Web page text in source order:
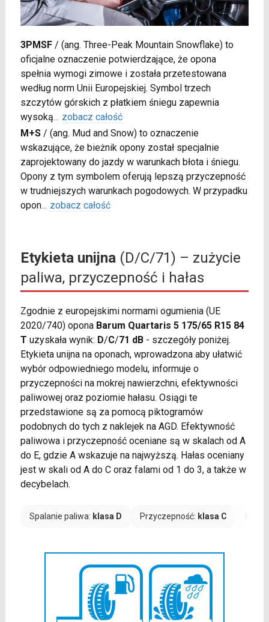
3PMSF/ (ang. Three-Peak Mountain Snowflake) to
oficjalne oznaczenie potwierdzające, że opona
spełnia wymogi zimowe i została przetestowana
według norm Unii Europejskiej. Symbol trzech
szczytów górskich z płatkiem śniegu zapewnia
wysoką... zobacz całość
M+S/ (ang. Mud and Snow) to oznaczenie
wskazujące, że bieżnik opony został specjalnie
zaprojektowany do jazdy w warunkach błota i śniegu.
Opony z tym symbolem oferują lepszą przyczepność
w trudniejszych warunkach pogodowych. W przypadku
opon... zobacz całość
Etykieta unijna(D/C/71) – zużycie
paliwa, przyczepność i hałas
Zgodnie z europejskimi normami ogumienia (UE
2020/740) opona Barum Quartaris 5 175/65 R15 84
T uzyskała wynik: D/C/71 dB- szczegóły poniżej.
Etykieta unijna na oponach, wprowadzona aby ułatwić
wybór odpowiedniego modelu, informuje o
przyczepności na mokrej nawierzchni, efektywności
paliwowej oraz poziomie hałasu. Osiągi te
przedstawione są za pomocą piktogramów
podobnych do tych z naklejek na AGD. Efektywność
paliwowa i przyczepność oceniane są w skalach od A
do E, gdzie A wskazuje na najwyższą. Hałas oceniany
jest w skali od A do C oraz falami od 1 do 3, a także w
decybelach.
Spalanie paliwa: klasa D Przyczepność: klasa C